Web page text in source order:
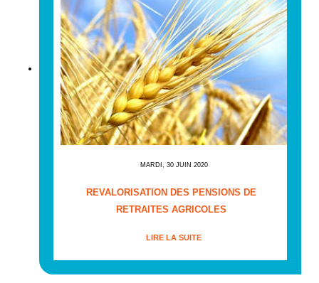
MARDI, 30 JUIN 2020
REVALORISATION DES PENSIONS DE
RETRAITES AGRICOLES
LIRE LA SUITE